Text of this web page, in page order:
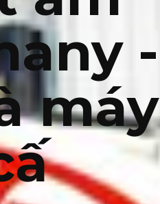
-
máy